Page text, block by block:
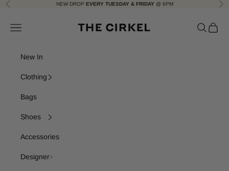
Skip to content
Previous NEW DROP EVERY TUESDAY & FRIDAY @ 6PM
Navigation menu Search
Cart
New In
Clothing
Bags
Shoes
Accessories
Designer